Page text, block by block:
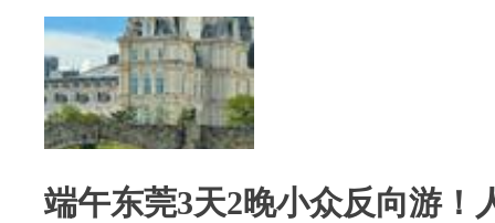
端午东莞3天2晚小众反向游！